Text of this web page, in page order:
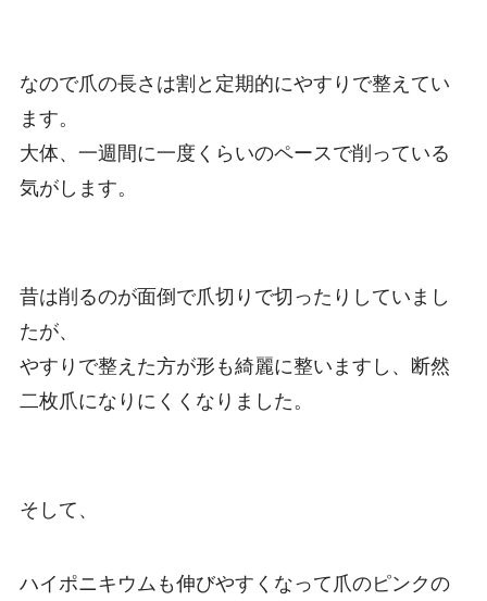
なので爪の長さは割と定期的にやすりで整えてい
ます。
大体、一週間に一度くらいのペースで削っている
気がします。
昔は削るのが面倒で爪切りで切ったりしていまし
たが、
やすりで整えた方が形も綺麗に整いますし、 断然
二枚爪になりにくくなりました。
そして、
ハイポニキウムも伸びやすくなって爪のピンクの